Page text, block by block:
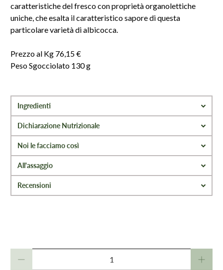
caratteristiche del fresco con proprietà organolettiche
uniche, che esalta il caratteristico sapore di questa
particolare varietà di albicocca.
Prezzo al Kg 76,15 €
Peso Sgocciolato 130 g
Ingredienti
Dichiarazione Nutrizionale
Noi le facciamo così
All'assaggio
Recensioni